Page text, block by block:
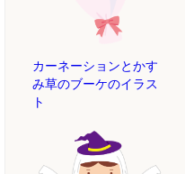
カーネーションとかす
み草のブーケのイラス
ト